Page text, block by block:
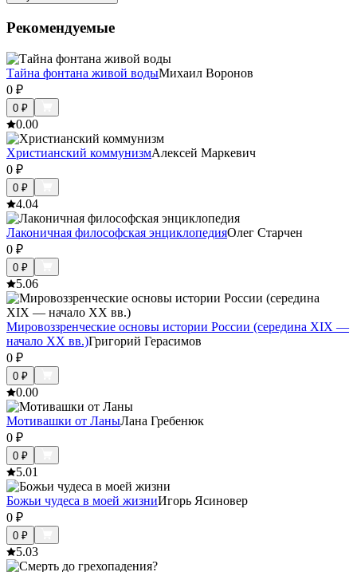
Рекомендуемые
Тайна фонтана живой водыМихаил Воронов
0 ₽
0 ₽
0.00
Христианский коммунизмАлексей Маркевич
0 ₽
0 ₽
4.04
Лаконичная философская энциклопедияОлег Старчен
0 ₽
0 ₽
5.06
Мировоззренческие основы истории России (середина XIX —
начало XX вв.)Григорий Герасимов
0 ₽
0 ₽
0.00
Мотивашки от ЛаныЛана Гребенюк
0 ₽
0 ₽
5.01
Божьи чудеса в моей жизниИгорь Ясиновер
0 ₽
0 ₽
5.03